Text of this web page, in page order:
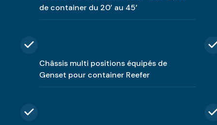
de container du 20’ au 45’
Châssis multi positions équipés de
Genset pour container Reefer